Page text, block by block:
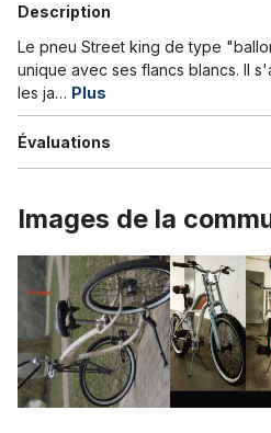
Description
Le pneu Street king de type
unique avec ses flancs blancs. Il
les ja… Plus
Évaluations
Images de la